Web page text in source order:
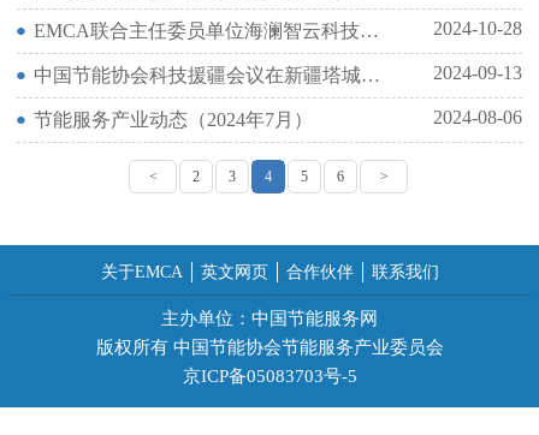
EMCA联合主任委员单位海澜智云科技有限公司在江阴共同召开“智汇节能·云聚未来EMCA会员单位深度合作交流研讨会” 2024-10-28
中国节能协会科技援疆会议在新疆塔城地区和布克赛尔蒙古自治县圆满召开 2024-09-13
节能服务产业动态（2024年7月） 2024-08-06
< 2 3 4 5 6 >
关于EMCA 英文网页 合作伙伴 联系我们
主办单位：中国节能服务网
版权所有 中国节能协会节能服务产业委员会
京ICP备05083703号-5